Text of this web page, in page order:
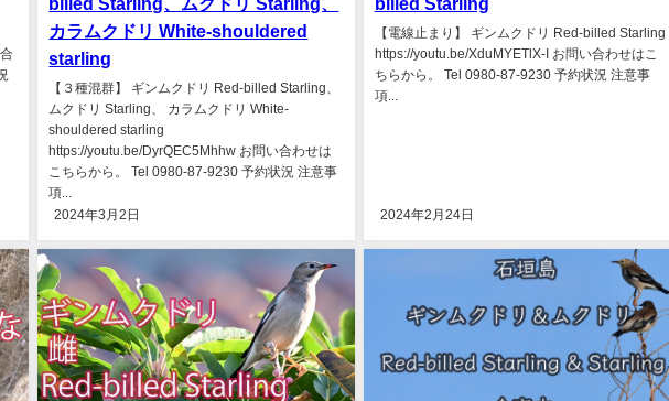
billed Starling、ムクドリ Starling、
カラムクドリ White-shouldered
starling
【３種混群】 ギンムクドリ Red-billed Starling、
ムクドリ Starling、 カラムクドリ White-
shouldered starling
https://youtu.be/DyrQEC5Mhhw お問い合わせは
こちらから。 Tel 0980-87-9230 予約状況 注意事
項...
2024年3月2日
billed Starling
【電線止まり】 ギンムクドリ Red-billed Starling
https://youtu.be/XduMYETlX-I お問い合わせはこ
ちらから。 Tel 0980-87-9230 予約状況 注意事
項...
2024年2月24日